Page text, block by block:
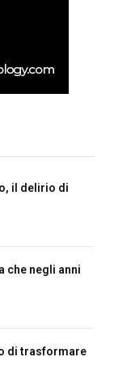
il delirio di
che negli anni
di trasformare